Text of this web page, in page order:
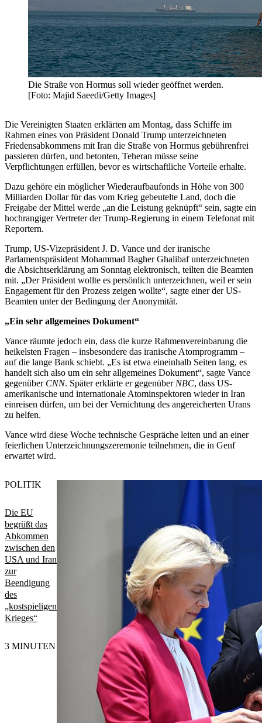
Die Straße von Hormus soll wieder geöffnet werden.
[Foto: Majid Saeedi/Getty Images]
Die Vereinigten Staaten erklärten am Montag, dass Schiffe im
Rahmen eines von Präsident Donald Trump unterzeichneten
Friedensabkommens mit Iran die Straße von Hormus gebührenfrei
passieren dürfen, und betonten, Teheran müsse seine
Verpflichtungen erfüllen, bevor es wirtschaftliche Vorteile erhalte.
Dazu gehöre ein möglicher Wiederaufbaufonds in Höhe von 300
Milliarden Dollar für das vom Krieg gebeutelte Land, doch die
Freigabe der Mittel werde „an die Leistung geknüpft“ sein, sagte ein
hochrangiger Vertreter der Trump-Regierung in einem Telefonat mit
Reportern.
Trump, US-Vizepräsident J. D. Vance und der iranische
Parlamentspräsident Mohammad Bagher Ghalibaf unterzeichneten
die Absichtserklärung am Sonntag elektronisch, teilten die Beamten
mit. „Der Präsident wollte es persönlich unterzeichnen, weil er sein
Engagement für den Prozess zeigen wollte“, sagte einer der US-
Beamten unter der Bedingung der Anonymität.
„Ein sehr allgemeines Dokument“
Vance räumte jedoch ein, dass die kurze Rahmenvereinbarung die
heikelsten Fragen – insbesondere das iranische Atomprogramm –
auf die lange Bank schiebt. „Es ist etwa eineinhalb Seiten lang, es
handelt sich also um ein sehr allgemeines Dokument“, sagte Vance
gegenüber CNN. Später erklärte er gegenüber NBC, dass US-
amerikanische und internationale Atominspektoren wieder in Iran
einreisen dürfen, um bei der Vernichtung des angereicherten Urans
zu helfen.
Vance wird diese Woche technische Gespräche leiten und an einer
feierlichen Unterzeichnungszeremonie teilnehmen, die in Genf
erwartet wird.
Die EU
begrüßt das
Abkommen
zwischen den
USA und Iran
zur
Beendigung
des
„kostspieligen
Krieges“
POLITIK
3 MINUTEN